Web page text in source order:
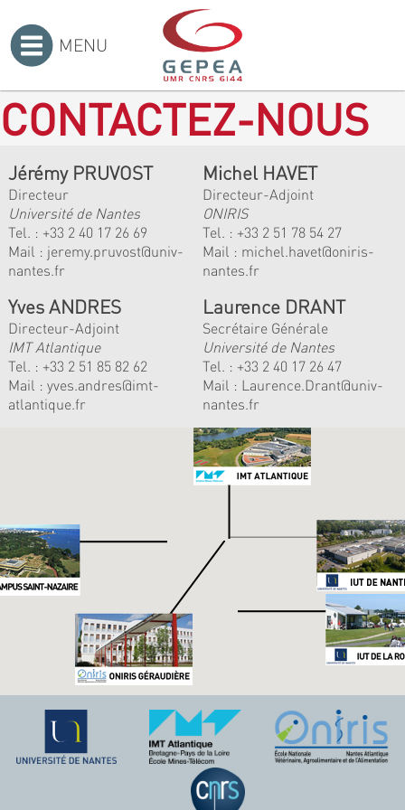
MENU
CONTACTEZ-NOUS
Jérémy PRUVOST
Directeur
Université de Nantes
Tel. : +33 2 40 17 26 69
Mail : jeremy.pruvost@univ-
nantes.fr
Michel HAVET
Directeur-Adjoint
ONIRIS
Tel. : +33 2 51 78 54 27
Mail : michel.havet@oniris-
nantes.fr
Yves ANDRES
Directeur-Adjoint
IMT Atlantique
Tel. : +33 2 51 85 82 62
Mail : yves.andres@imt-
atlantique.fr
Laurence DRANT
Secrétaire Générale
Université de Nantes
Tel. : +33 2 40 17 26 47
Mail : Laurence.Drant@univ-
nantes.fr